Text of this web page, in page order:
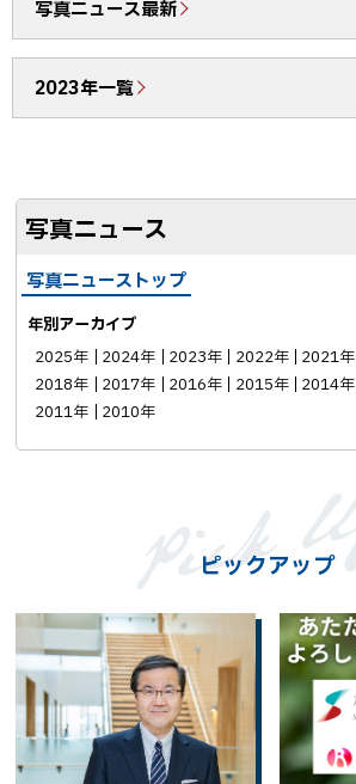
o
o
シ
写真ニュース最新
2023年一覧
写真ニュース
写真ニューストップ
年別アーカイブ
2025年
2024年 2023年 2022年 2021年
2018年
2017年 2016年 2015年 2014年
2011年
2010年
ピックアップ